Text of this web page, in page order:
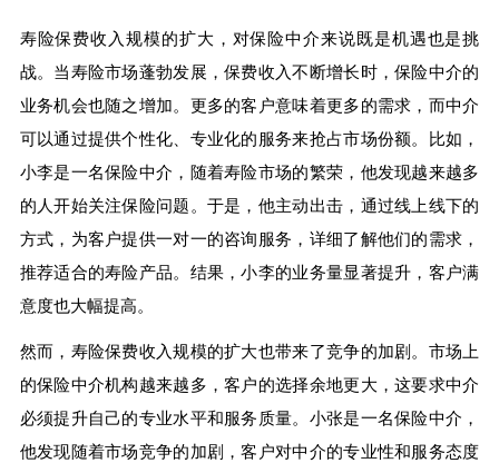
寿险保费收入规模的扩大，对保险中介来说既是机遇也是挑
战。当寿险市场蓬勃发展，保费收入不断增长时，保险中介的
业务机会也随之增加。更多的客户意味着更多的需求，而中介
可以通过提供个性化、专业化的服务来抢占市场份额。比如，
小李是一名保险中介，随着寿险市场的繁荣，他发现越来越多
的人开始关注保险问题。于是，他主动出击，通过线上线下的
方式，为客户提供一对一的咨询服务，详细了解他们的需求，
推荐适合的寿险产品。结果，小李的业务量显著提升，客户满
意度也大幅提高。
然而，寿险保费收入规模的扩大也带来了竞争的加剧。市场上
的保险中介机构越来越多，客户的选择余地更大，这要求中介
必须提升自己的专业水平和服务质量。小张是一名保险中介，
他发现随着市场竞争的加剧，客户对中介的专业性和服务态度